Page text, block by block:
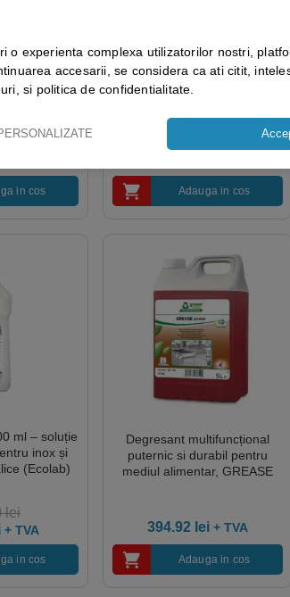
de
cu
5L, anti-
DIN 18032-
CLP free
in cos
Detergent pentru curatarea
urmelor de cauciuc, NEOMAX
702.77
Adauga in cos
ml – soluție
inox și
(Ecolab)
lei
+ TVA
in cos
Degresant multifuncțional
puternic si durabil pentru
mediul alimentar, GREASE
394.92 lei + TVA
Adauga in cos
o experienta complexa utilizatorilor nostri,
accesarii, se considera ca ati citit,
si politica de confidentialitate.